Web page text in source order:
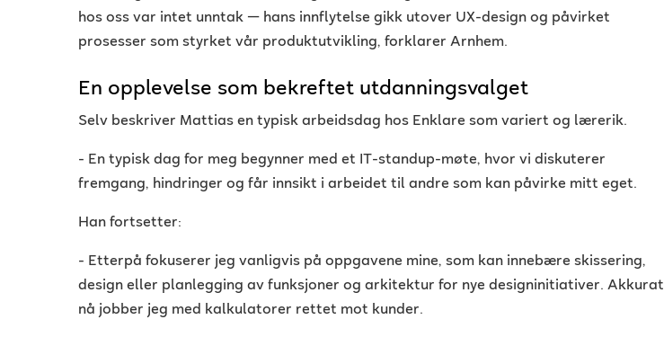
hos oss var intet unntak — hans innflytelse gikk utover UX-design og påvirket
prosesser som styrket vår produktutvikling, forklarer Arnhem.
En opplevelse som bekreftet utdanningsvalget
Selv beskriver Mattias en typisk arbeidsdag hos Enklare som variert og lærerik.
- En typisk dag for meg begynner med et IT-standup-møte, hvor vi diskuterer
fremgang, hindringer og får innsikt i arbeidet til andre som kan påvirke mitt eget.
Han fortsetter:
- Etterpå fokuserer jeg vanligvis på oppgavene mine, som kan innebære skissering,
design eller planlegging av funksjoner og arkitektur for nye designinitiativer. Akkurat
nå jobber jeg med kalkulatorer rettet mot kunder.